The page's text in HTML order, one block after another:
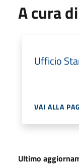
A cura di
Ufficio
VAI ALLA
Ultimo